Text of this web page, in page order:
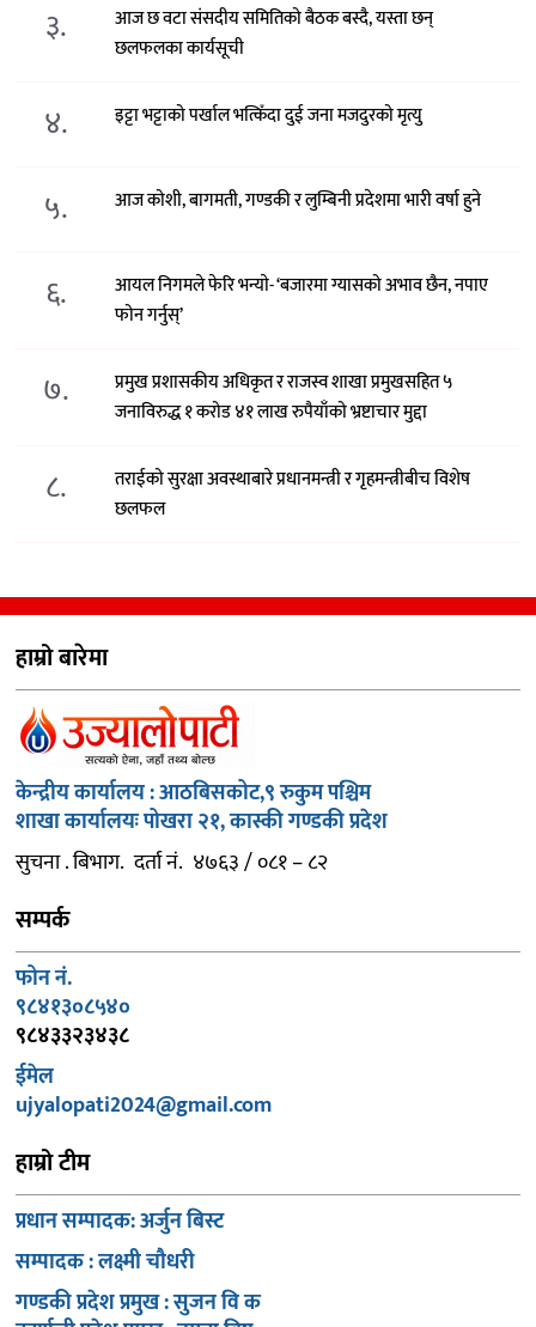
३.
आज छ वटा संसदीय समितिको बैठक बस्दै, यस्ता छन्
छलफलका कार्यसूची
४. इट्टा भट्टाको पर्खाल भत्किँदा दुई जना मजदुरको मृत्यु
५. आज कोशी, बागमती, गण्डकी र लुम्बिनी प्रदेशमा भारी वर्षा हुने
६.
आयल निगमले फेरि भन्याे- ‘बजारमा ग्यासको अभाव छैन, नपाए
फोन गर्नुस्’
७.
प्रमुख प्रशासकीय अधिकृत र राजस्व शाखा प्रमुखसहित ५
जनाविरुद्ध १ करोड ४१ लाख रुपैयाँको भ्रष्टाचार मुद्दा
८.
तराईको सुरक्षा अवस्थाबारे प्रधानमन्त्री र गृहमन्त्रीबीच विशेष
छलफल
हाम्रो बारेमा
केन्द्रीय कार्यालय : आठबिसकोट,९ रुकुम पश्चिम
शाखा कार्यालयः पोखरा २१, कास्की गण्डकी प्रदेश
सुचना . बिभाग. दर्ता नं. ४७६३ / ०८१ – ८२
सम्पर्क
फोन नं.
९८४१३०८५४०
९८४३३२३४३८
ईमेल
ujyalopati2024@gmail.com
हाम्रो टीम
प्रधान सम्पादक: अर्जुन बिस्ट
सम्पादक : लक्ष्मी चौधरी
गण्डकी प्रदेश प्रमुख : सुजन वि क